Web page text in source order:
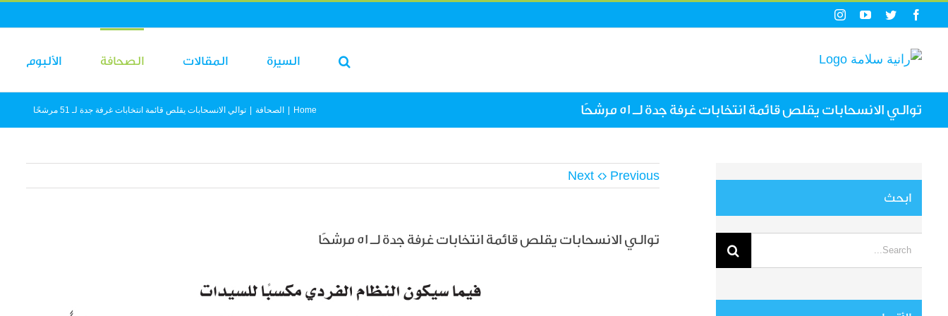
to
content
Facebook
Twitter
YouTube
Instagram
الألبوم الصحافة المقالات السيرة
توالي الانسحابات يقلص قائمة انتخابات غرفة جدة لـ 51 مرشحًا Home الصحافة توالي الانسحابات يقلص قائمة انتخابات غرفة جدة لـ 51 مرشحًا
Previous
Next
توالي الانسحابات يقلص قائمة انتخابات غرفة جدة لـ 51 مرشحًا
ابحث